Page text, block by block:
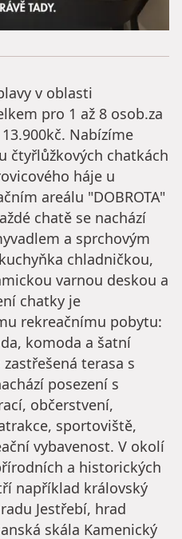
v oblasti
pro 1 až 8 osob.za
Nabízíme
čtyřlůžkových chatkách
háje u
areálu "DOBROTA"
chatě se nachází
a sprchovým
chladničkou,
varnou deskou a
chatky je
rekreačnímu pobytu:
komoda a šatní
terasa s
posezení s
občerstvení,
sportoviště,
vybavenost. V okolí
a historických
například královský
Jestřebí, hrad
skála Kamenický